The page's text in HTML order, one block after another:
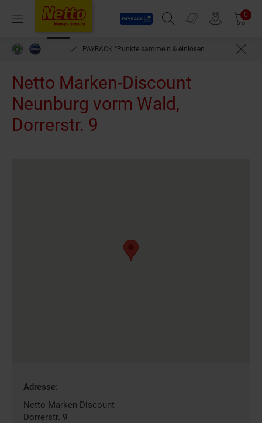
Menü
Payback
Suchfeld einblenden
Prospekte 0
PAYBACK °Punkte sammeln & einlösen
Netto Marken-Discount
Neunburg vorm Wald,
Dorrerstr. 9
Gefundene
Filiale
Adresse:
Netto Marken-Discount
Dorrerstr. 9